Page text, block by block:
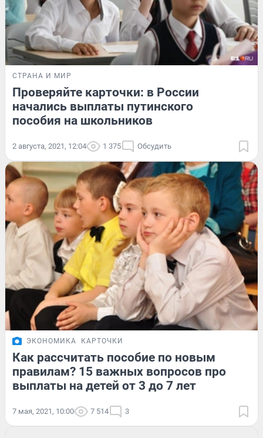
СТРАНА И МИР
Проверяйте карточки: в России
начались выплаты путинского
пособия на школьников
2 августа, 2021, 12:04 1 375 Обсудить
ЭКОНОМИКА КАРТОЧКИ
Как рассчитать пособие по новым
правилам? 15 важных вопросов про
выплаты на детей от 3 до 7 лет
7 мая, 2021, 10:00 7 514 3